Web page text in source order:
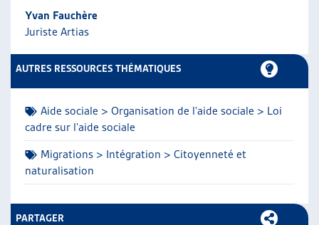
RESSOURCES
THÉMATIQUES
GUIDE SOCIAL ROMAND
L’ASSOCIATION
PROJETS ET ACTIVITÉS
JOURNÉES D’AUTOMNE
Yvan Fauchère
Juriste Artias
AUTRES RESSOURCES THÉMATIQUES
Aide sociale > Organisation de l'aide sociale > Loi
cadre sur l'aide sociale
Migrations > Intégration > Citoyenneté et
naturalisation
PARTAGER